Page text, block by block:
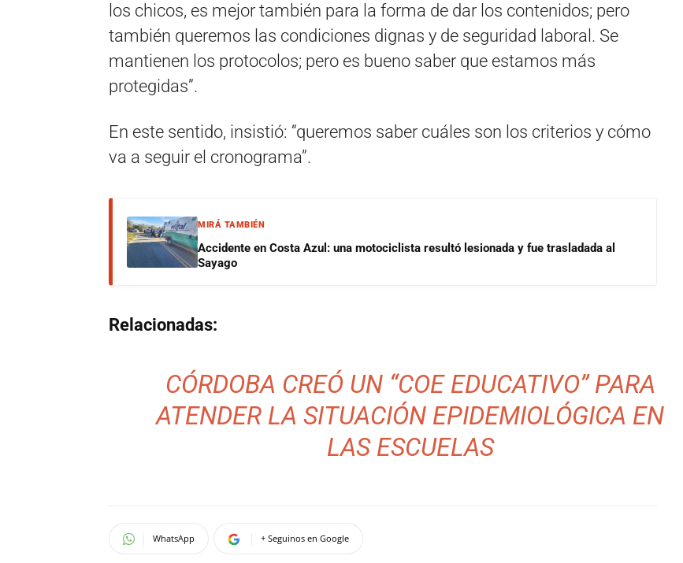
los chicos, es mejor también para la forma de dar los contenidos; pero
también queremos las condiciones dignas y de seguridad laboral. Se
mantienen los protocolos; pero es bueno saber que estamos más
protegidas”.
En este sentido, insistió: “queremos saber cuáles son los criterios y cómo
va a seguir el cronograma”.
MIRÁ TAMBIÉN
Accidente en Costa Azul: una motociclista resultó lesionada y fue trasladada al
Sayago
Relacionadas:
CÓRDOBA CREÓ UN “COE EDUCATIVO” PARA
ATENDER LA SITUACIÓN EPIDEMIOLÓGICA EN
LAS ESCUELAS
WhatsApp + Seguinos en Google